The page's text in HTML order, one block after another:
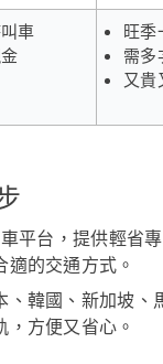
車
旺季
需多
又貴
平台，提供輕省
的交通方式。
、韓國、新加坡
方便又省心。